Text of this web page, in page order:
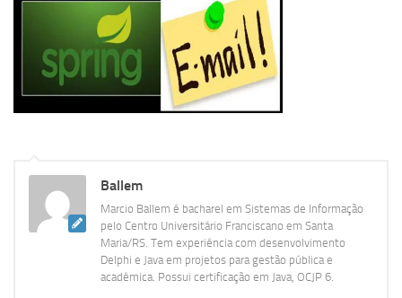
Ballem
Marcio Ballem é bacharel em Sistemas de Informação
pelo Centro Universitário Franciscano em Santa
Maria/RS. Tem experiência com desenvolvimento
Delphi e Java em projetos para gestão pública e
acadêmica. Possui certificação em Java, OCJP 6.